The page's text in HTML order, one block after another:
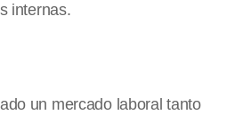
internas.
un mercado laboral tanto